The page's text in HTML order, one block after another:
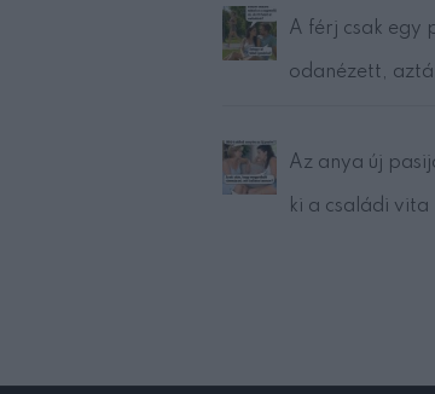
A férj csak egy
odanézett,
Az anya új
ki a családi vita